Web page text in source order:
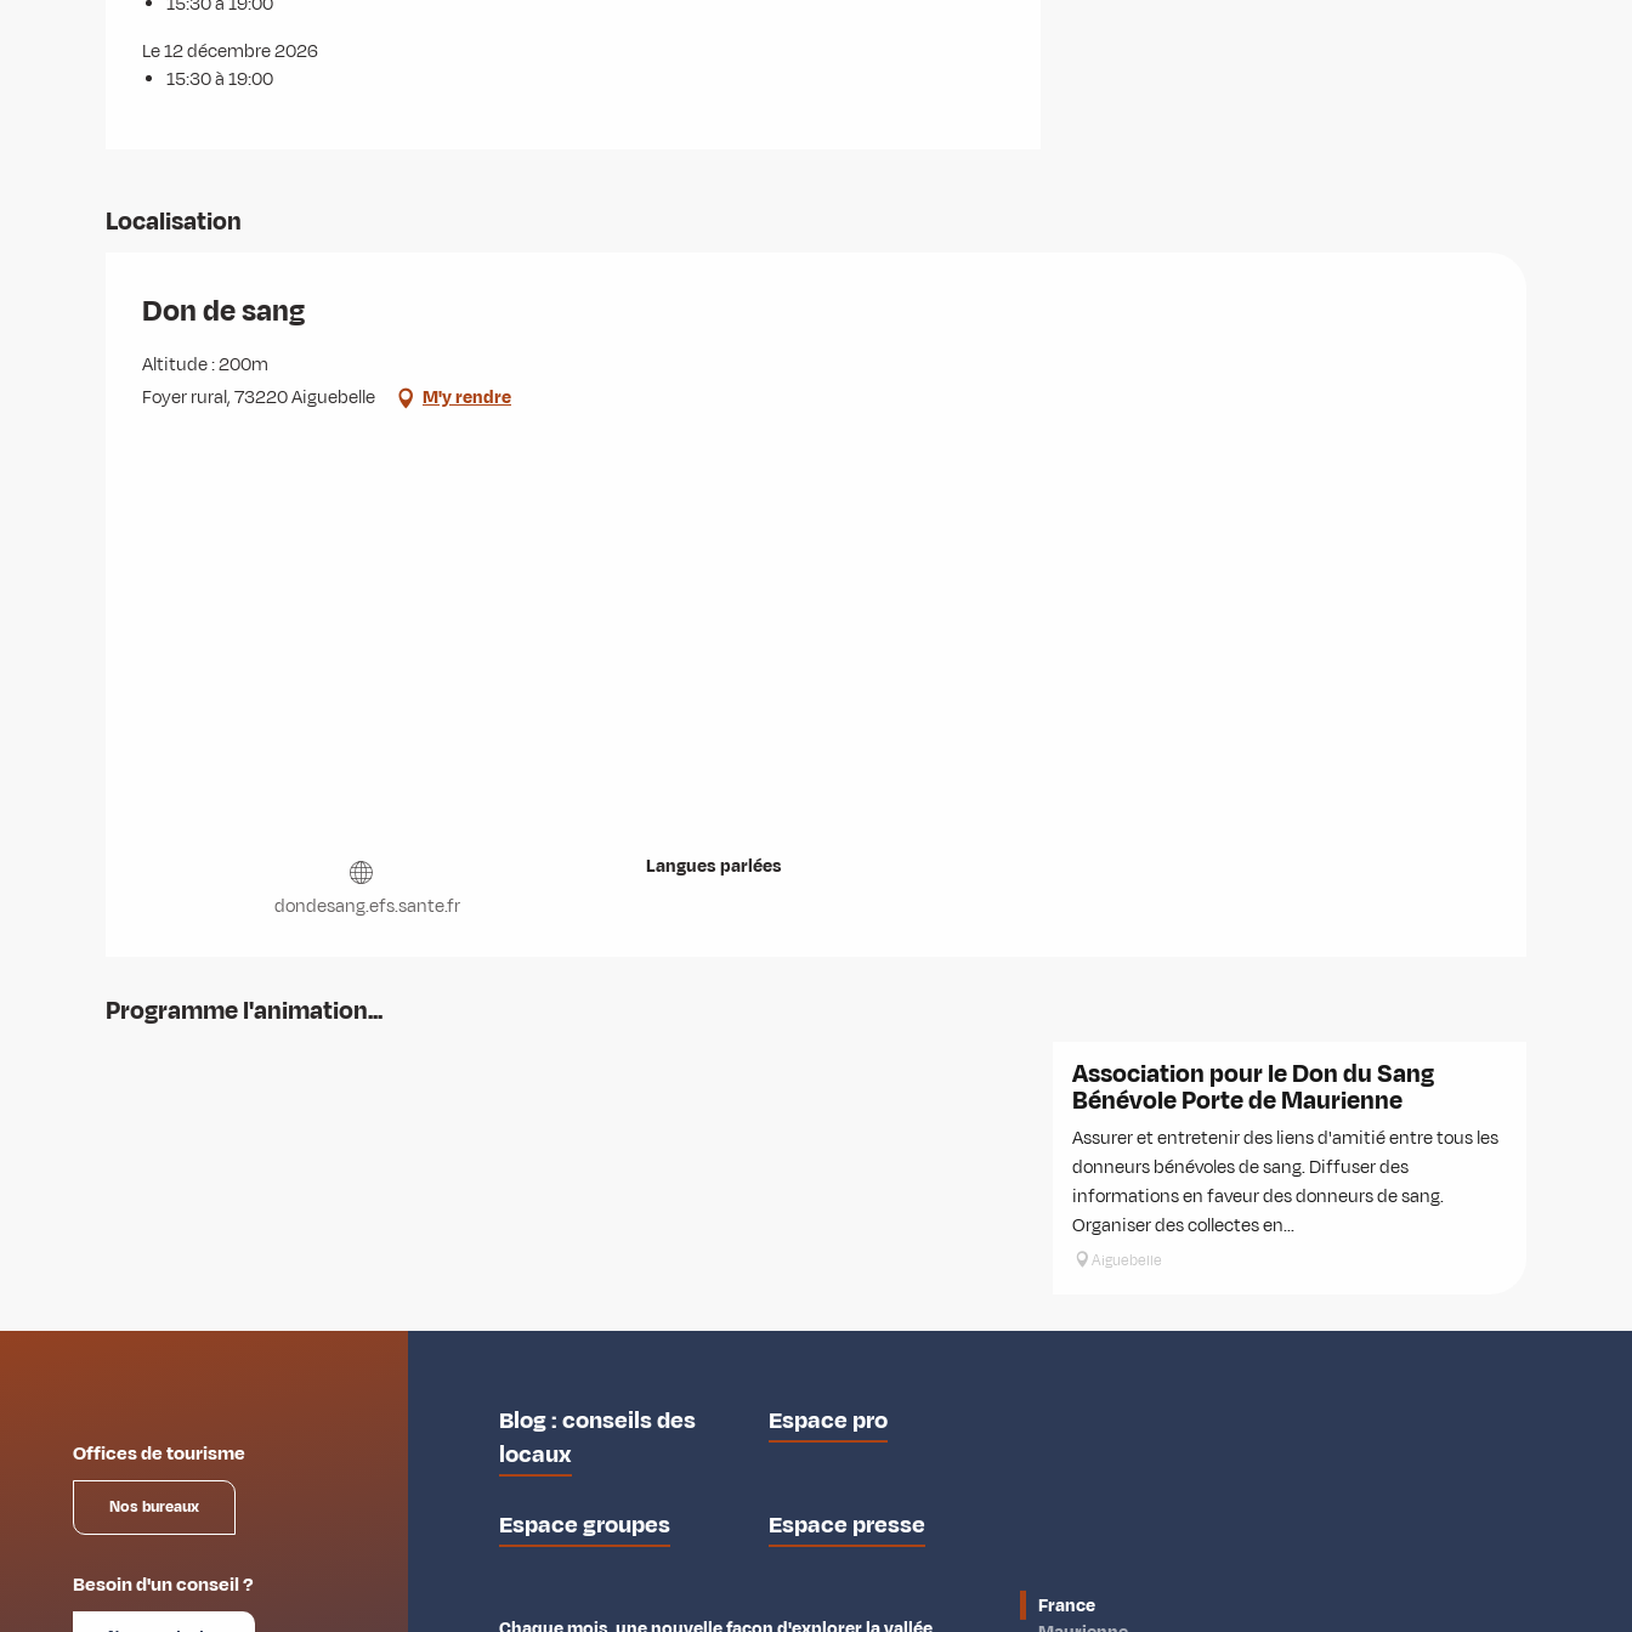
Le 12 décembre 2026
15:30 à 19:00
Localisation
Don de sang
Altitude : 200m
Foyer rural, 73220 Aiguebelle
M'y rendre
dondesang.efs.sante.fr
Langues parlées
Langues parlées
Programme l'animation...
Association pour le Don du Sang
Bénévole Porte de Maurienne
Assurer et entretenir des liens d'amitié entre tous les
donneurs bénévoles de sang. Diffuser des
informations en faveur des donneurs de sang.
Organiser des collectes en...
Aiguebelle
Offices de tourisme
Nos bureaux
Besoin d'un conseil ?
Blog : conseils des
locaux
Espace pro
Espace groupes Espace presse
France